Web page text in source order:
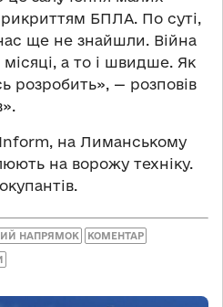
БПЛА. По суті,
ще не знайшли. Війна
а то і швидше. Як
розробить», — розповів
на Лиманському
на ворожу техніку.
НАПРЯМОК КОМЕНТАР